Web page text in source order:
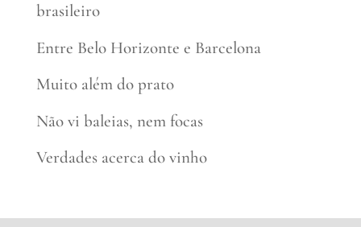
brasileiro
Entre Belo Horizonte e Barcelona
Muito além do prato
Não vi baleias, nem focas
Verdades acerca do vinho